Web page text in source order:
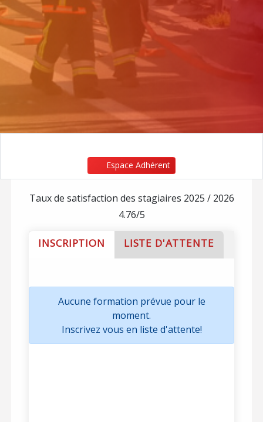
Espace Adhérent
Taux de satisfaction des stagiaires 2025 / 2026
4.76/5
INSCRIPTION LISTE D'ATTENTE
Aucune formation prévue pour le
moment.
Inscrivez vous en liste d'attente!